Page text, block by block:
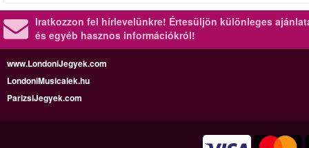
Iratkozzon fel hírlevelünkre! Értesüljön különleges
és egyéb hasznos információkról!
www.LondoniJegyek.com
LondoniMusicalek.hu
ParizsiJegyek.com